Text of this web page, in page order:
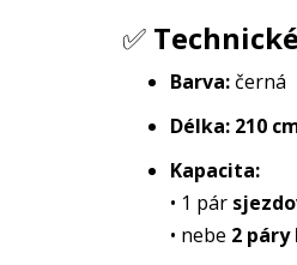
✅
Barva: černá
Délka: 210
Kapacita:
• 1 pár
• nebe 2 páry